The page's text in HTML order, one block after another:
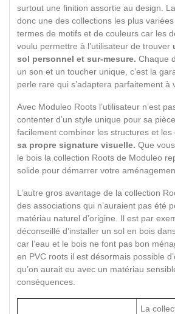
surtout une finition assortie au design.
donc une des collections les plus
termes de motifs et de couleurs car les
voulu permettre à l’utilisateur de trouver
sol personnel et sur-mesure. Chaque
un son et un toucher unique, c’est la
perle rare qui s’adaptera parfaitement à
Avec Moduleo Roots l’utilisateur n’est
contenter d’un style unique pour sa
facilement combiner les structures et les
sa propre signature visuelle. Que
le bois la collection Roots de Moduleo
solide pour démarrer votre
L’autre gros avantage de la collection
des associations qui n’auraient pas été
matériau naturel d’origine. Il est par
déconseillé d’installer un sol en bois
car l’eau et le bois ne font pas bon
en PVC roots il est désormais possible
qu’on aurait eu avec un matériau
conséquences.
La